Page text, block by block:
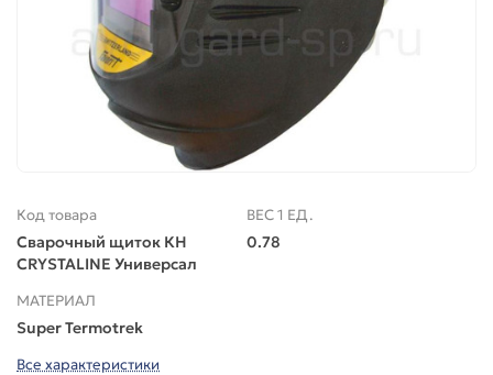
Код товара
Сварочный щиток КН
CRYSTALINE Универсал
ВЕС 1 ЕД.
0.78
МАТЕРИАЛ
Super Termotrek
Все характеристики